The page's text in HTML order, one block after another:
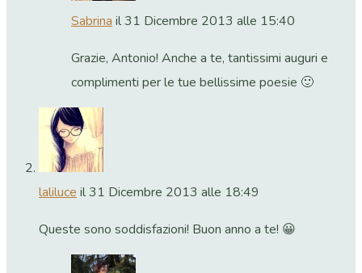
Sabrinail 31 Dicembre 2013 alle 15:40
Grazie, Antonio! Anche a te, tantissimi auguri e
complimenti per le tue bellissime poesie 🙂
laliluceil 31 Dicembre 2013 alle 18:49
Queste sono soddisfazioni! Buon anno a te! 😀